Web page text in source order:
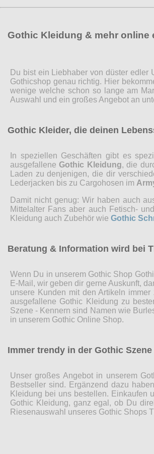
Gothic Kleidung & mehr online
Du bist ein Liebhaber von düster
Gothicshop genau richtig. Hier
wenige welche schon so lange am
Auswahl und ein großes Angebot an
Gothic Kleider, die deinen
In speziellen Geschäften gibt es
ausgefallene Gothic Kleidung, die
Laden zu denjenigen, die dir
Lederjacken bis zu Cargohosen im
Damit nicht genug: Wir haben auch
Mittelalter Fans aber auch Fetisch-
Kleidung auch Zubehör wie Gothic
Beratung & Information wird bei
Wenn Du in unserem Gothic Shop
E-Mail, wir geben dir gerne Auskunft,
unsere Kunden mit den Artikeln
ausgefallene Gothic Kleidung zu
Szene - Kennern sind Namen wie
in unserem Gothic Online Shop.
Immer trendy in der Gothic
Unser großes Angebot in unserem
Bestseller sind. Ergänzend dazu
Kleidung bei uns bestellen. Einkaufen
Gothic Kleidung, ganz egal, ob Du
Riesenauswahl unseres Gothic Shops